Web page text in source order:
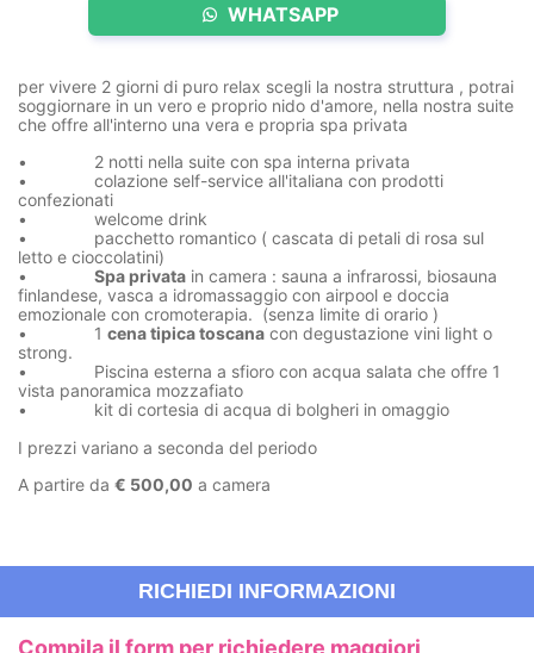
WHATSAPP
per vivere 2 giorni di puro relax scegli la nostra struttura , potrai
soggiornare in un vero e proprio nido d'amore, nella nostra suite
che offre all'interno una vera e propria spa privata
• 2 notti nella suite con spa interna privata
• colazione self-service all'italiana con prodotti
confezionati
• welcome drink
• pacchetto romantico ( cascata di petali di rosa sul
letto e cioccolatini)
• Spa privata in camera : sauna a infrarossi, biosauna
finlandese, vasca a idromassaggio con airpool e doccia
emozionale con cromoterapia. (senza limite di orario )
• 1 cena tipica toscana con degustazione vini light o
strong.
• Piscina esterna a sfioro con acqua salata che offre 1
vista panoramica mozzafiato
• kit di cortesia di acqua di bolgheri in omaggio
I prezzi variano a seconda del periodo
A partire da € 500,00 a camera
RICHIEDI INFORMAZIONI
Compila il form per richiedere maggiori